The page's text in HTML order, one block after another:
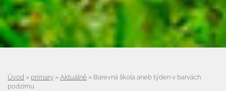
Úvod » primary » Aktuálně » Barevná škola aneb týden v barvách
podzimu